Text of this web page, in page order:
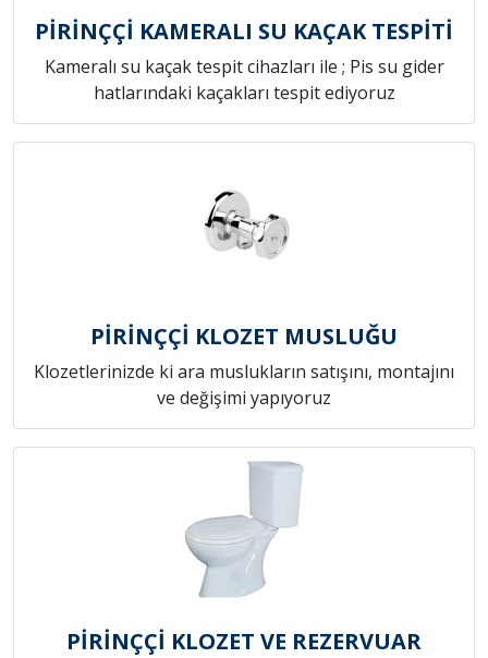
PİRİNÇÇİ KAMERALI SU KAÇAK TESPİTİ
Kameralı su kaçak tespit cihazları ile ; Pis su gider
hatlarındaki kaçakları tespit ediyoruz
PİRİNÇÇİ KLOZET MUSLUĞU
Klozetlerinizde ki ara muslukların satışını, montajını
ve değişimi yapıyoruz
PİRİNÇÇİ KLOZET VE REZERVUAR